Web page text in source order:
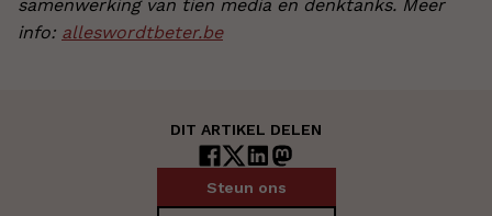
samenwerking van tien media en denktanks. Meer
info: alleswordtbeter.be
DIT ARTIKEL DELEN
Steun ons